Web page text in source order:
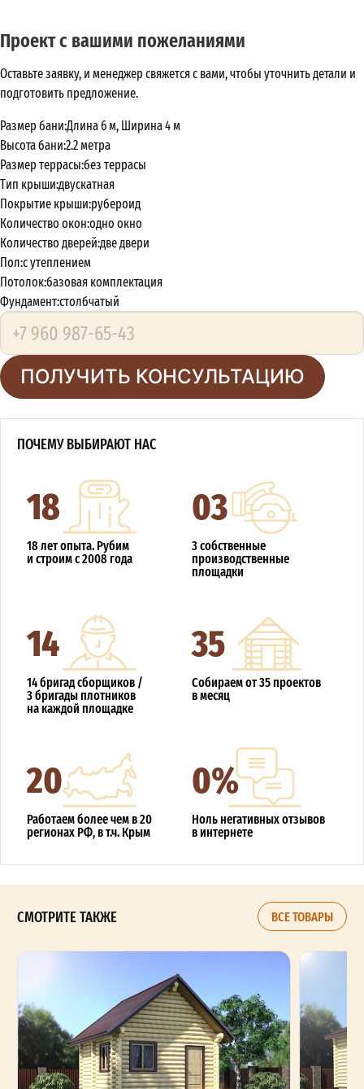
Проект с вашими пожеланиями
Оставьте заявку, и менеджер свяжется с вами, чтобы уточнить детали и
подготовить предложение.
Размер бани:Длина 6 м, Ширина 4 м
Высота бани:2.2 метра
Размер террасы:без террасы
Тип крыши:двускатная
Покрытие крыши:рубероид
Количество окон:одно окно
Количество дверей:две двери
Пол:с утеплением
Потолок:базовая комплектация
Фундамент:столбчатый
ПОЛУЧИТЬ КОНСУЛЬТАЦИЮ
ПОЧЕМУ ВЫБИРАЮТ НАС
18
18 лет опыта. Рубим
и строим с 2008 года
03
3 собственные
производственные
площадки
14
14 бригад сборщиков /
3 бригады плотников
на каждой площадке
35
Собираем от 35 проектов
в месяц
20
Работаем более чем в 20
регионах РФ, в т.ч. Крым
0%
Ноль негативных отзывов
в интернете
СМОТРИТЕ ТАКЖЕ ВСЕ ТОВАРЫ